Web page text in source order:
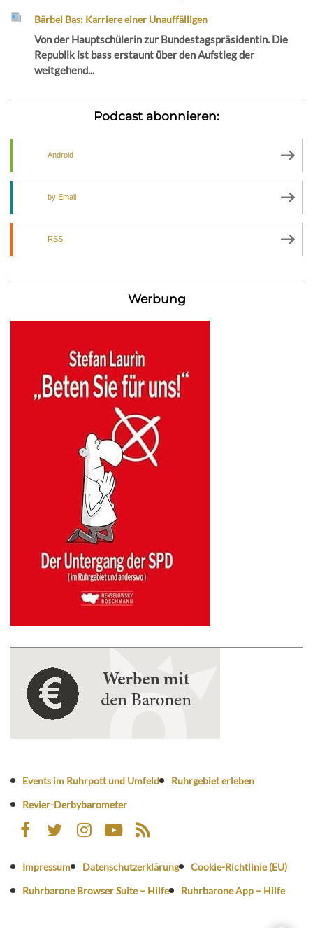
Bärbel Bas: Karriere einer Unauffälligen
Von der Hauptschülerin zur Bundestagspräsidentin. Die
Republik ist bass erstaunt über den Aufstieg der
weitgehend...
Podcast abonnieren:
Android
by Email
RSS
Werbung
Events im Ruhrpott und Umfeld
Ruhrgebiet erleben
Revier-Derbybarometer
Impressum Datenschutzerklärung
Cookie-Richtlinie (EU)
Ruhrbarone Browser Suite – Hilfe
Ruhrbarone App – Hilfe